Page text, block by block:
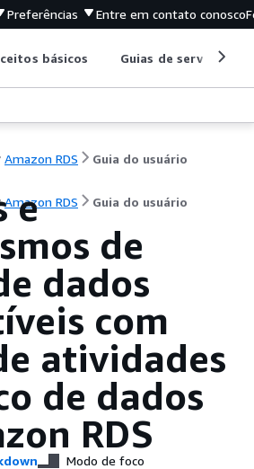
Preferências Entre em contato conosco
básicos Guias de serviço
Amazon RDS Guia do usuário
Amazon RDS Guia do usuário
e
de
dados
com
atividades
de dados
RDS
Modo de foco